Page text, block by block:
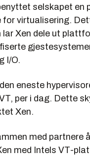
selskapet en
virtualisering.
Xen dele ut
I/O.
eneste
per i dag. Dette
Xen.
med partnere
med Intels VT-